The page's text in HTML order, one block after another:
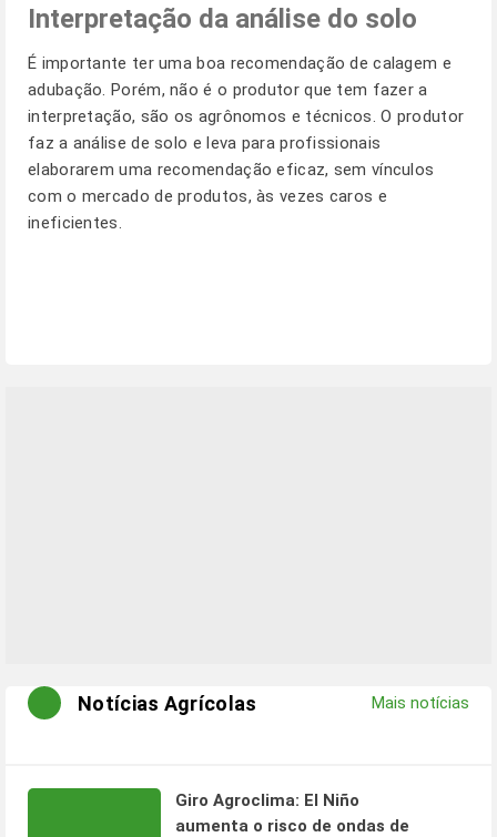
Interpretação da análise do solo
É importante ter uma boa recomendação de calagem e
adubação. Porém, não é o produtor que tem fazer a
interpretação, são os agrônomos e técnicos. O produtor
faz a análise de solo e leva para profissionais
elaborarem uma recomendação eficaz, sem vínculos
com o mercado de produtos, às vezes caros e
ineficientes.
Notícias Agrícolas Mais notícias
Giro Agroclima: El Niño
aumenta o risco de ondas de